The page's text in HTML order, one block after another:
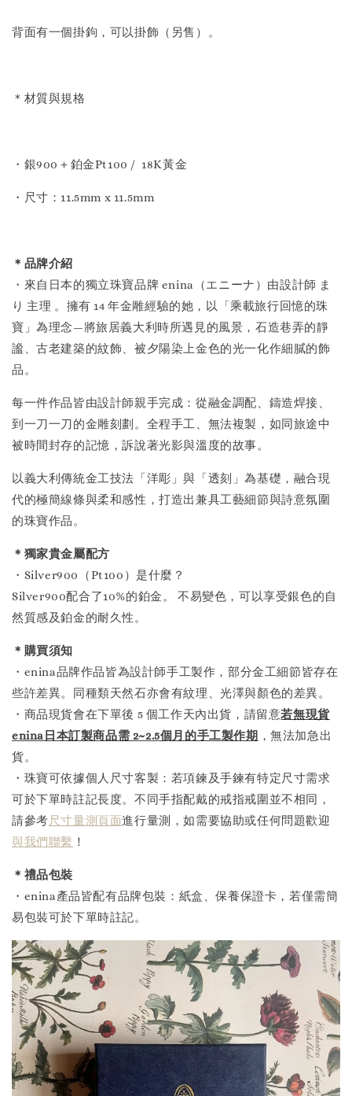
背面有一個掛鉤，可以掛飾（另售）。
＊材質與規格
・銀900＋鉑金Pt100 / 18K黃金
・尺寸：11.5mm x 11.5mm
＊品牌介紹
・來自日本的獨立珠寶品牌 enina（エニーナ）由設計師 ま
り 主理 。擁有 14 年金雕經驗的她，以「乘載旅行回憶的珠
寶」為理念—將旅居義大利時所遇見的風景，石造巷弄的靜
謐、古老建築的紋飾、被夕陽染上金色的光一化作細膩的飾
品。
每一件作品皆由設計師親手完成：從融金調配、鑄造焊接、
到一刀一刀的金雕刻劃。全程手工、無法複製，如同旅途中
被時間封存的記憶，訴說著光影與溫度的故事。
以義大利傳統金工技法「洋彫」與「透刻」為基礎，融合現
代的極簡線條與柔和感性，打造出兼具工藝細節與詩意氛圍
的珠寶作品。
＊獨家貴金屬配方
・Silver900（Pt100）是什麼？
Silver900配合了10%的鉑金。 不易變色，可以享受銀色的自
然質感及鉑金的耐久性。
＊購買須知
・enina品牌作品皆為設計師手工製作，部分金工細節皆存在
些許差異。同種類天然石亦會有紋理、光澤與顏色的差異。
・商品現貨會在下單後 5 個工作天內出貨，請留意若無現貨
enina日本訂製商品需 2~2.5個月的手工製作期 ，無法加急出
貨。
・珠寶可依據個人尺寸客製：若項鍊及手鍊有特定尺寸需求
可於下單時註記長度。不同手指配戴的戒指戒圍並不相同，
請參考尺寸量測頁面進行量測，如需要協助或任何問題歡迎
與我們聯繫 ！
＊禮品包裝
・enina產品皆配有品牌包裝：紙盒、保養保證卡，若僅需簡
易包裝可於下單時註記。